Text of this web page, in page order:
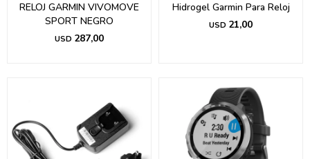
RELOJ GARMIN VIVOMOVE
SPORT NEGRO
USD 287,00
Hidrogel Garmin Para Reloj
USD 21,00